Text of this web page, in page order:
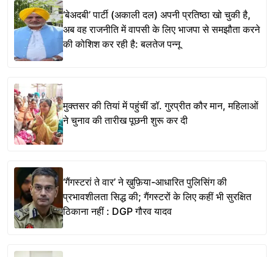
‘बेअदबी’ पार्टी (अकाली दल) अपनी प्रतिष्ठा खो चुकी है,
अब वह राजनीति में वापसी के लिए भाजपा से समझौता करने
की कोशिश कर रही है: बलतेज पन्नू
मुक्तसर की तियां में पहुंचीं डॉ. गुरप्रीत कौर मान, महिलाओं
ने चुनाव की तारीख पूछनी शुरू कर दी
‘गैंगस्टरां ते वार’ ने ख़ुफ़िया-आधारित पुलिसिंग की
प्रभावशीलता सिद्ध की; गैंगस्टरों के लिए कहीं भी सुरक्षित
ठिकाना नहीं : DGP गौरव यादव